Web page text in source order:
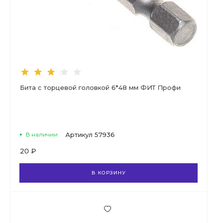
Бита с торцевой головкой 6*48 мм ФИТ Профи
В наличии Артикул 57936
20 ₽
В КОРЗИНУ